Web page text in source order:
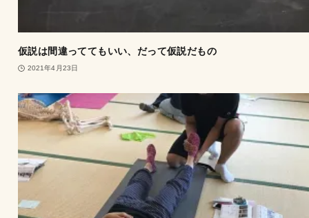
仮説は間違っててもいい、だって仮説だもの
2021年4月23日